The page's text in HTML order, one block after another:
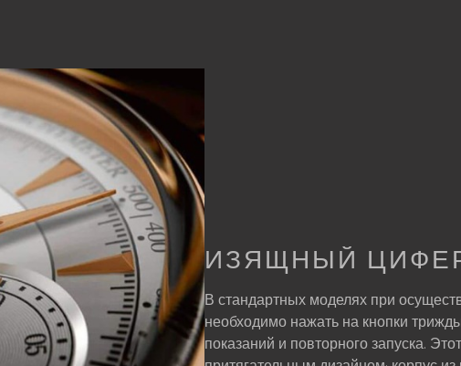
ИЗЯЩНЫЙ
В стандартных моделях при
необходимо нажать на кнопки
показаний и повторного запуска.